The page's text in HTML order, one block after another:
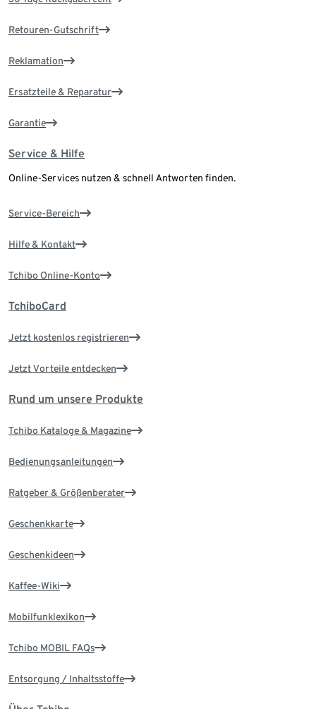
Retouren-Gutschrift
Reklamation
Ersatzteile & Reparatur
Garantie
Service & Hilfe
Online-Services nutzen & schnell Antworten finden.
Service-Bereich
Hilfe & Kontakt
Tchibo Online-Konto
TchiboCard
Jetzt kostenlos registrieren
Jetzt Vorteile entdecken
Rund um unsere Produkte
Tchibo Kataloge & Magazine
Bedienungsanleitungen
Ratgeber & Größenberater
Geschenkkarte
Geschenkideen
Kaffee-Wiki
Mobilfunklexikon
Tchibo MOBIL FAQs
Entsorgung / Inhaltsstoffe